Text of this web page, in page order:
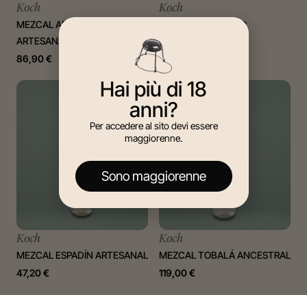
Koch
MEZCAL ARROQUEÑO
ARTESANAL
86,90€
Koch
MEZCAL PULQUERO
ARTESANAL
92,00
Koch
MEZCAL ESPADÍN ARTESANAL
47,20€
Koch
MEZCAL TOBALÁ ANCESTRAL
119,00€
Hai più di 18
anni?
Per accedere al sito devi essere
maggiorenne.
Sono maggiorenne